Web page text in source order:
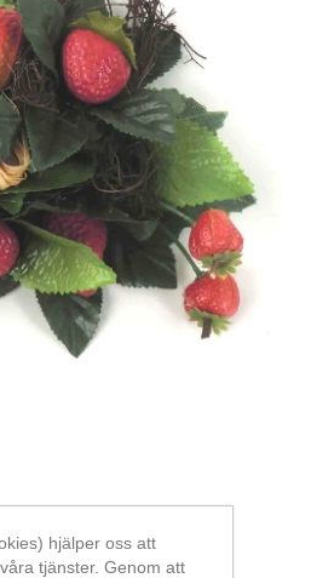
hjälper oss att
tjänster. Genom att